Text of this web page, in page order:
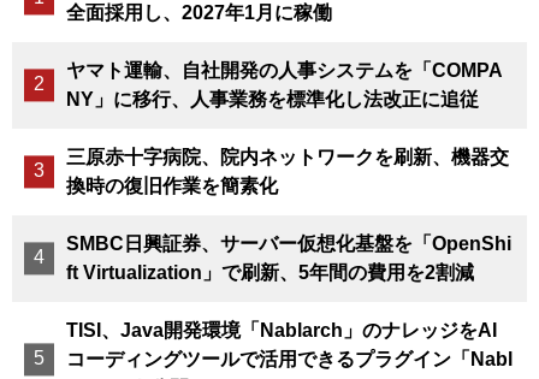
全面採用し、2027年1月に稼働
ヤマト運輸、自社開発の人事システムを「COMPA
NY」に移行、人事業務を標準化し法改正に追従
三原赤十字病院、院内ネットワークを刷新、機器交
換時の復旧作業を簡素化
SMBC日興証券、サーバー仮想化基盤を「OpenShi
ft Virtualization」で刷新、5年間の費用を2割減
TISI、Java開発環境「Nablarch」のナレッジをAI
コーディングツールで活用できるプラグイン「Nabl